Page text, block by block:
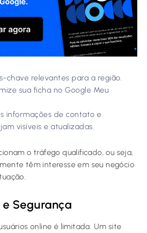
chave relevantes para a região.
sua ficha no Google Meu
informações de contato e
visíveis e atualizadas.
o tráfego qualificado, ou seja,
têm interesse em seu negócio
Segurança
online é limitada. Um site